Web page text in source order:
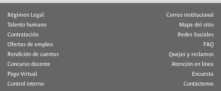
Régimen Legal
Talento humano
Contratación
Ofertas de empleo
Rendición de cuentas
Concurso docente
Pago Virtual
Control interno
Correo institucional
Mapa del sitio
Redes Sociales
FAQ
Quejas y reclamos
Atención en línea
Encuesta
Contáctenos